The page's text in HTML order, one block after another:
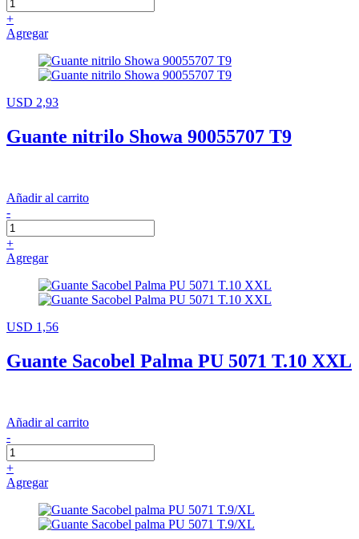
+
Agregar
USD 2,93
Guante nitrilo Showa 90055707 T9
Añadir al carrito
-
+
Agregar
USD 1,56
Guante Sacobel Palma PU 5071 T.10 XXL
Añadir al carrito
-
+
Agregar